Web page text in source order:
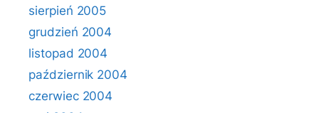
sierpień 2005
grudzień 2004
listopad 2004
październik 2004
czerwiec 2004